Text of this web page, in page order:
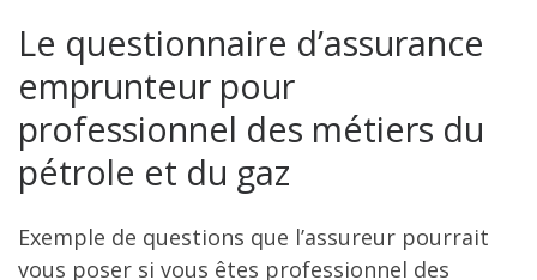
Le questionnaire d’assurance
emprunteur pour
professionnel des métiers du
pétrole et du gaz
Exemple de questions que l’assureur pourrait
vous poser si vous êtes professionnel des